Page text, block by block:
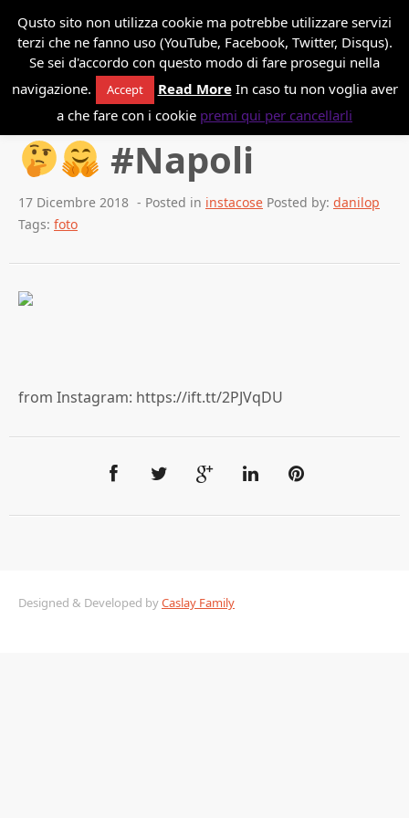
*Danilo Paissan
Back to blog
#Napoli
17 Dicembre 2018 - Posted in instacose Posted by: danilop
Tags: foto
from Instagram: https://ift.tt/2PJVqDU
Designed & Developed byCaslay Family
Qusto sito non utilizza cookie ma potrebbe utilizzare servizi
terzi che ne fanno uso (YouTube, Facebook, Twitter, Disqus).
Se sei d'accordo con questo modo di fare prosegui nella
navigazione.
Accept Read MoreIn caso tu non voglia aver
a che fare con i cookie premi qui per cancellarli